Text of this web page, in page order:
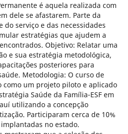
é aquela realizada com
dele se afastarem. Parte da
do serviço e das necessidades
estratégias que ajudem a
Objetivo: Relatar uma
e sua estratégia metodológica,
posteriores para
Metodologia: O curso de
um projeto piloto e aplicado
Saúde da Família-ESF em
utilizando a concepção
Participaram cerca de 10%
no estado.